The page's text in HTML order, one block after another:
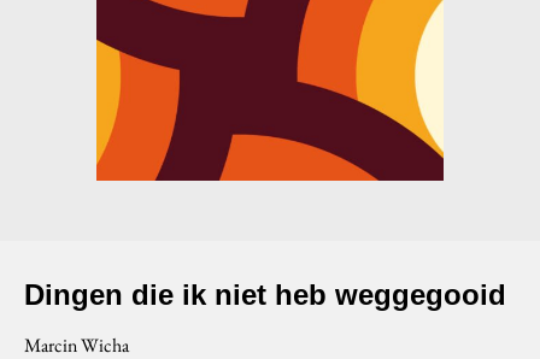
Dingen die ik niet heb weggegooid
Marcin Wicha